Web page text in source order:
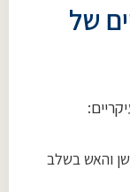
של
והאש בשלב